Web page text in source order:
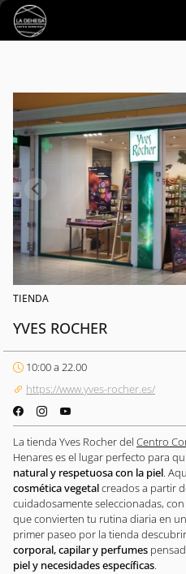
Ir al contenido principal
TIENDA
YVES ROCHER
10:00 a 22.00
https://www.yves-rocher.es/
La tienda Yves Rocher del Centro
Henares es el lugar perfecto para
natural y respetuosa con la piel.
cosmética vegetalcreados a partir
cuidadosamente seleccionadas,
que convierten tu rutina diaria en
primer paseo por la tienda
corporal, capilar y perfumes
piel y necesidades específicas.